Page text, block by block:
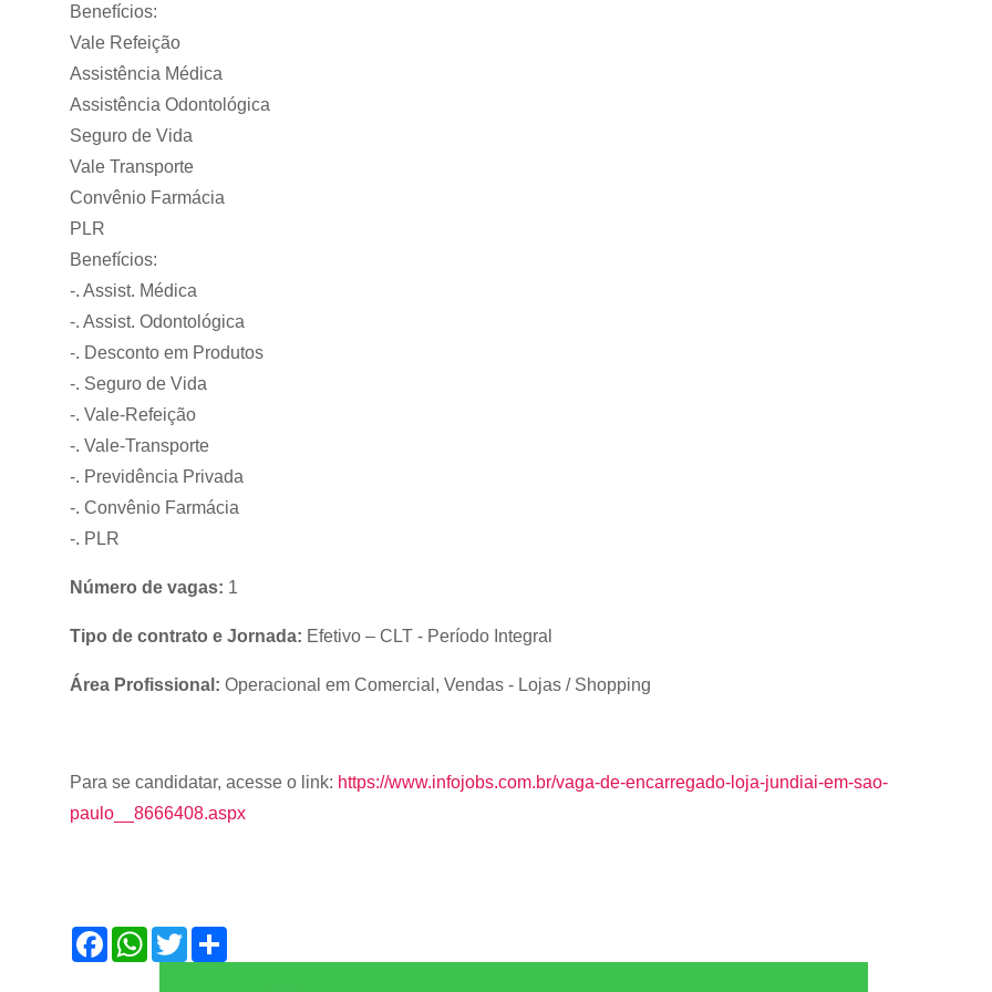
Benefícios:
Vale Refeição
Assistência Médica
Assistência Odontológica
Seguro de Vida
Vale Transporte
Convênio Farmácia
PLR
Benefícios:
-. Assist. Médica
-. Assist. Odontológica
-. Desconto em Produtos
-. Seguro de Vida
-. Vale-Refeição
-. Vale-Transporte
-. Previdência Privada
-. Convênio Farmácia
-. PLR
Número de vagas: 1
Tipo de contrato e Jornada: Efetivo – CLT - Período Integral
Área Profissional: Operacional em Comercial, Vendas - Lojas / Shopping
Para se candidatar, acesse o link: https://www.infojobs.com.br/vaga-de-encarregado-loja-jundiai-em-sao-
paulo__8666408.aspx
F
a
W
h
T
w